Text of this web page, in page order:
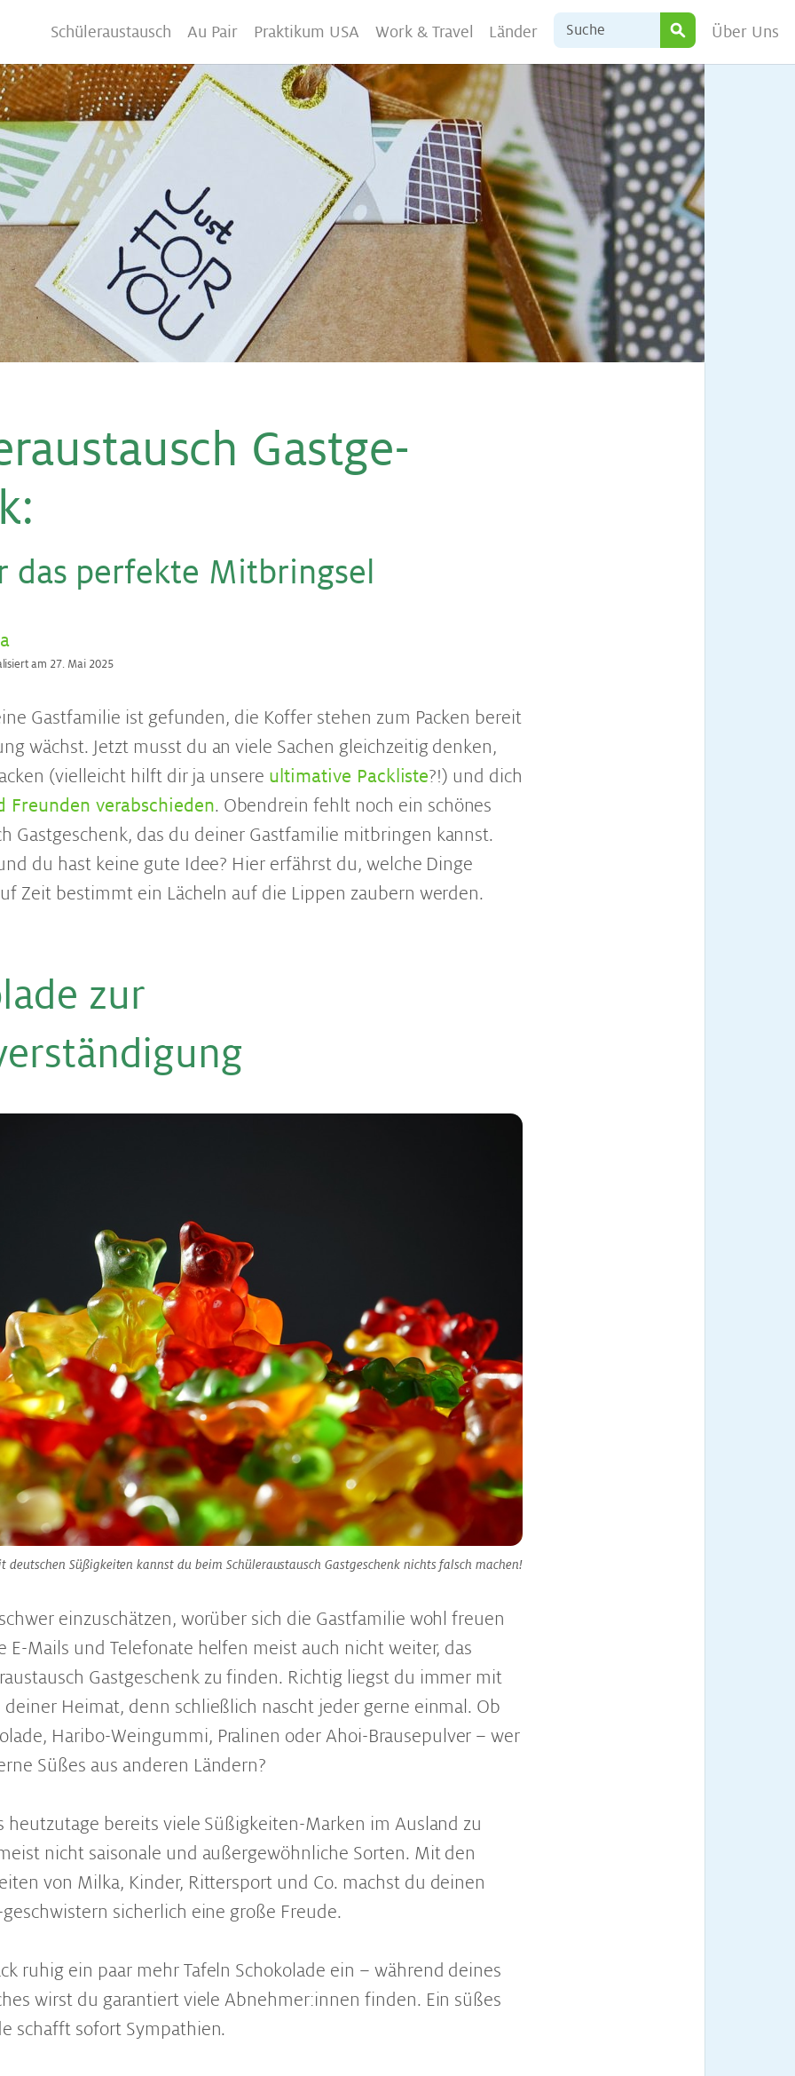
Schüleraustausch Au Pair Praktikum USA Work & Travel Länder Über Uns
Gast­ge­
:
das per­fek­te Mit­bring­sel
am 27. Mai 2025
Gastfamilie ist gefunden, die Koffer stehen zum Packen bereit
wächst. Jetzt musst du an viele Sachen gleichzeitig denken,
(vielleicht hilft dir ja unsere ultimative Packliste?!) und dich
Freunden verabschieden. Obendrein fehlt noch ein schönes
Gastgeschenk, das du deiner Gastfamilie mitbringen kannst.
du hast keine gute Idee? Hier erfährst du, welche Dinge
Zeit bestimmt ein Lächeln auf die Lippen zaubern werden.
zur
deutschen Süßigkeiten kannst du beim Schüleraustausch Gastgeschenk nichts falsch machen!
einzuschätzen, worüber sich die Gastfamilie wohl freuen
E-Mails und Telefonate helfen meist auch nicht weiter, das
Gastgeschenk zu finden. Richtig liegst du immer mit
deiner Heimat, denn schließlich nascht jeder gerne einmal. Ob
Haribo-Weingummi, Pralinen oder Ahoi-Brausepulver – wer
Süßes aus anderen Ländern?
heutzutage bereits viele Süßigkeiten-Marken im Ausland zu
nicht saisonale und außergewöhnliche Sorten. Mit den
von Milka, Kinder, Rittersport und Co. machst du deinen
sicherlich eine große Freude.
ruhig ein paar mehr Tafeln Schokolade ein – während deines
wirst du garantiert viele Abnehmer:innen finden. Ein süßes
schafft sofort Sympathien.